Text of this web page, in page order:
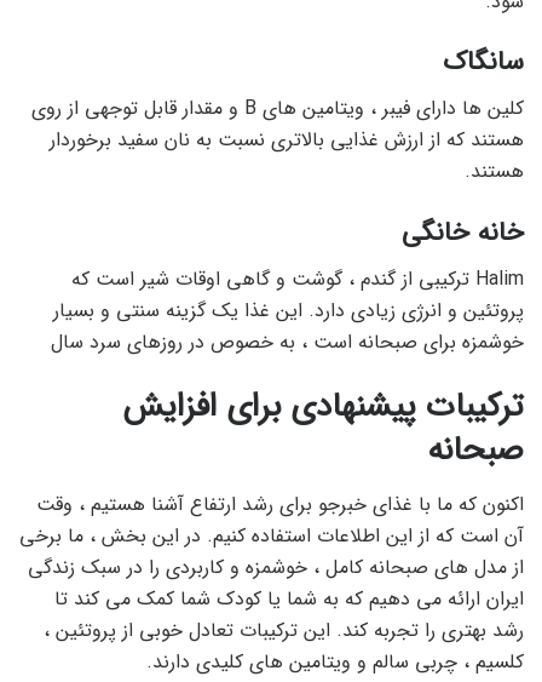
سانگاک
کلین ها دارای فیبر ، ویتامین های B و مقدار قابل توجهی از روی
هستند که از ارزش غذایی بالاتری نسبت به نان سفید برخوردار
هستند.
خانه خانگی
Halim ترکیبی از گندم ، گوشت و گاهی اوقات شیر ​​است که
پروتئین و انرژی زیادی دارد. این غذا یک گزینه سنتی و بسیار
خوشمزه برای صبحانه است ، به خصوص در روزهای سرد سال
ترکیبات پیشنهادی برای افزایش
صبحانه
اکنون که ما با غذای خبرجو برای رشد ارتفاع آشنا هستیم ، وقت
آن است که از این اطلاعات استفاده کنیم. در این بخش ، ما برخی
از مدل های صبحانه کامل ، خوشمزه و کاربردی را در سبک زندگی
ایران ارائه می دهیم که به شما یا کودک شما کمک می کند تا
رشد بهتری را تجربه کند. این ترکیبات تعادل خوبی از پروتئین ،
کلسیم ، چربی سالم و ویتامین های کلیدی دارند.